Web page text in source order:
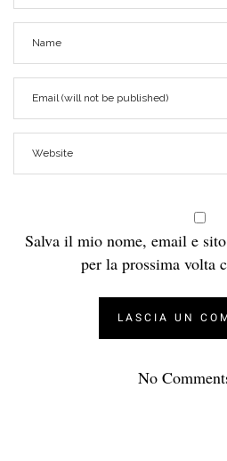
Salva il mio nome, email e
per la prossima volta
No